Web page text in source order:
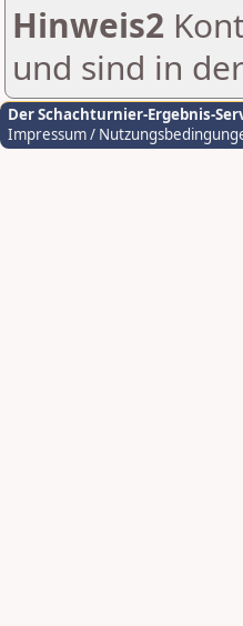
Hinweis2
und sind in
Der Schachturnier-Ergebnis-
Impressum /